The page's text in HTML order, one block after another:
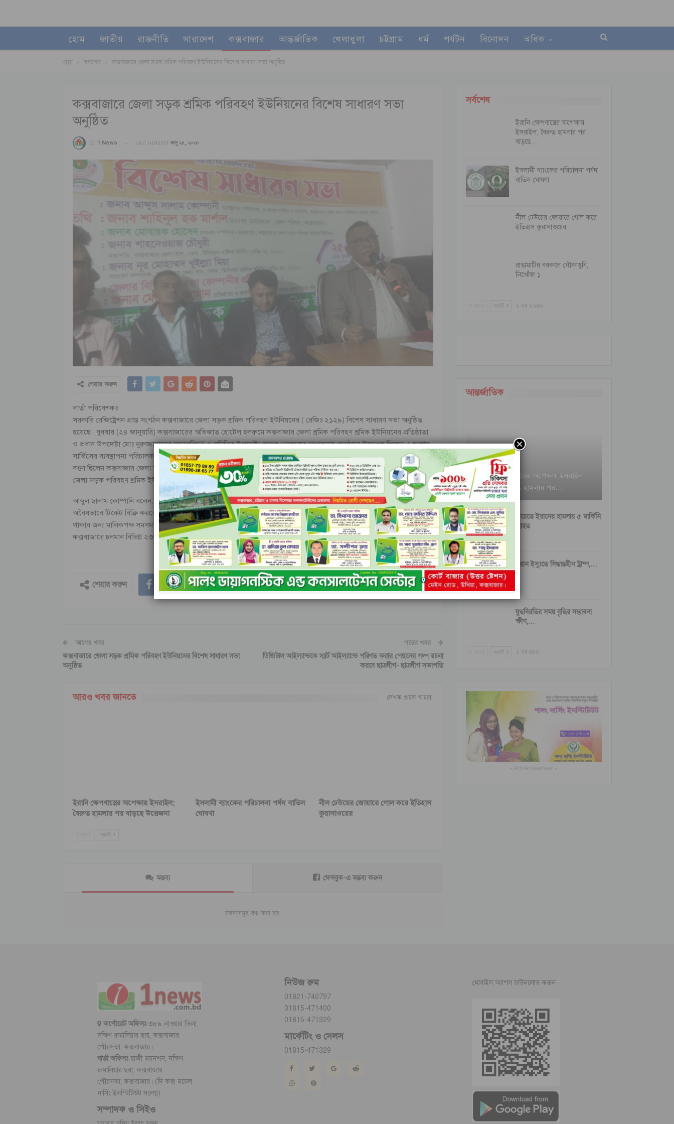
হোম জাতীয় রাজনীতি সারাদেশ কক্সবাজার আন্তর্জাতিক খেলাধুলা চট্টগ্রাম ধর্ম পর্যটন বিনোদন অধিক
হোম সর্বশেষ কক্সবাজারে জেলা সড়ক শ্রমিক পরিবহণ ইউনিয়নের বিশেষ সাধারণ সভা অনুষ্ঠিত
কক্সবাজারে জেলা সড়ক শ্রমিক পরিবহণ ইউনিয়নের বিশেষ সাধারণ সভা
অনুষ্ঠিত
By 1 News Last updated জানু ২৫, ২০২৩
শেয়ার করুন
বার্তা পরিবেশকঃ
সরকারি রেজিষ্ট্রেশন প্রাপ্ত সংগঠন কক্সবাজারে জেলা সড়ক শ্রমিক পরিবহণ ইউনিয়নের ( রেজিঃ ২১২৯) বিশেষ সাধারণ সভা অনুষ্ঠিত
হয়েছে। বুধবার (২৪ জানুয়ারি) কক্সবাজারের অভিজাত হোটেল হলরুমে কক্সবাজার জেলা শ্রমিক পরিবহণ শ্রমিক ইউনিয়নের প্রতিষ্ঠাতা
ও প্রধান উপদেষ্টা মোঃ নুরুজ্জামানের সভাপতিত্বে ও সমিতির উপদেষ্টা আব্দুল খালেকের সঞ্চালনায় অনুষ্ঠানে উদ্বোধক ছিলেন এ ছালাম
সার্ভিসের ব্যবস্থাপনা পরিচালক ও কক্সবাজার জেলা বাস ও মিনিবাস মালিক সমিতি সভাপতি আব্দুস সালাম কোম্পানি।অনুষ্ঠানে প্রধান
বক্তা ছিলেন কক্সবাজার জেলা সড়ক পরিবহন শ্রমিক ইউনিয়ন সাধারণ সম্পাদক মোবারক হোসেন,বিশেষ অতিথি ছিলেন, কক্সবাজারে
জেলা সড়ক পরিবহণ শ্রমিক ইউনিয়ন ভারপ্রাপ্ত সভাপতি নুরুন্নবী নুরু।
আব্দুল ছালাম কোম্পানি বলেন, সড়ক পথে কোন চাঁদাবাজকে আমরা আশ্রয় দিব না। তাদের বিরুদ্ধে সবসময় প্রতিবাদ করবো। কোন
অবৈধভাবে টিকেট বিক্রি করতে পারবে না।শ্রমিকদের পাশে থাকার জন্য আমাদের সংগঠন একটি কমিটি করা হবে। শ্রমিকদের পাশে
থাকার জন্য মালিকপক্ষ সমসময় প্রস্তুত রয়েছে। সবচাইতে বড়কথা কোন বেইনি কাজকে আমরা আশ্রয় দিবনা।অনুষ্ঠান শেষ পর্যায়ে
কক্সবাজারে চলমান বিভিন্ন ২৩জন পরিবহণ মালিকদের সম্মাননা স্মারক দেওয়া হয়।
শেয়ার করুন
আগের খবর
কক্সবাজারে জেলা সড়ক শ্রমিক পরিবহণ ইউনিয়নের বিশেষ সাধারণ সভা
অনুষ্ঠিত
পরের খবর
ডিজিটাল আইল্যান্ডকে স্মার্ট আইল্যান্ডে পরিণত করার পেছনের গল্প রচনা
করবে ছাত্রলীগ- ছাত্রলীগ সভাপতি
আরও খবর জানতে লেখক থেকে আরো
ইরানি ক্ষেপণাস্ত্রের অপেক্ষায় ইসরাইল;
বৈরুত হামলার পর বাড়ছে উত্তেজনা
ইসলামী ব্যাংকের পরিচালনা পর্ষদ বাতিল
ঘোষণা
নীল ঢেউয়ের জোয়ারে গোল করে ইতিহাস
কুরাসাওয়ের
পরবর্তী
মন্তব্য ফেসবুক-এ মন্তব্য করুন
মন্তব্যসমূহ বন্ধ করা হয়.
সর্বশেষ
ইরানি ক্ষেপণাস্ত্রের অপেক্ষায়
ইসরাইল; বৈরুত হামলার পর
বাড়ছে…
ইসলামী ব্যাংকের পরিচালনা পর্ষদ
বাতিল ঘোষণা
নীল ঢেউয়ের জোয়ারে গোল করে
ইতিহাস কুরাসাওয়ের
রাঙামাটির বরকলে নৌকাডুবি,
নিখোঁজ ১
পরবর্তী ১ এর ৬,৮৪৮
আন্তর্জাতিক
ইরানি ক্ষেপণাস্ত্রের অপেক্ষায় ইসরাইল;
বৈরুত হামলার পর…
কুয়েতে ইরানের হামলায় ৫ মার্কিনি
আহত
ইরান ইস্যুতে সিদ্ধান্তহীন ট্রাম্প,…
যুদ্ধবিরতির সময় বৃদ্ধির সম্ভাবনা
ক্ষীণ,…
পরবর্তী ১ এর ৫৪৩
কর্পোরেট অফিসঃ ৩৮৯ নাওয়ার ভিলা,
দক্ষিণ রুমালিয়ার ছরা, কক্সবাজার
পৌরসভা, কক্সবাজার।
বার্তা অফিসঃহাজী ম্যানশন, দক্ষিণ
রুমালিয়ার ছরা, কক্সবাজার
পৌরসভা, কক্সবাজার। (দি কক্স মডেল
নার্সিং ইনস্টিটিউট সংলগ্ন)
সম্পাদক ও সিইও
নিউজ রুম
01821-740797
01815-471400
01815-471329
মার্কেটিং ও সেলস
01815-471329
মোবাইল অ্যাপস ডাউনলোড করুন